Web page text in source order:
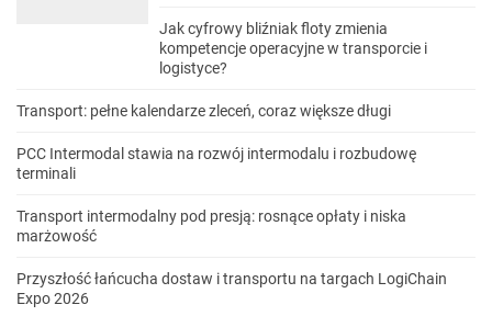
Jak cyfrowy bliźniak floty zmienia
kompetencje operacyjne w transporcie i
logistyce?
Transport: pełne kalendarze zleceń, coraz większe długi
PCC Intermodal stawia na rozwój intermodalu i rozbudowę
terminali
Transport intermodalny pod presją: rosnące opłaty i niska
marżowość
Przyszłość łańcucha dostaw i transportu na targach LogiChain
Expo 2026